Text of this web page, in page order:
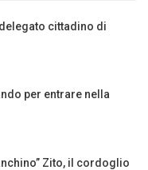
cittadino di
per entrare nella
Zito, il cordoglio